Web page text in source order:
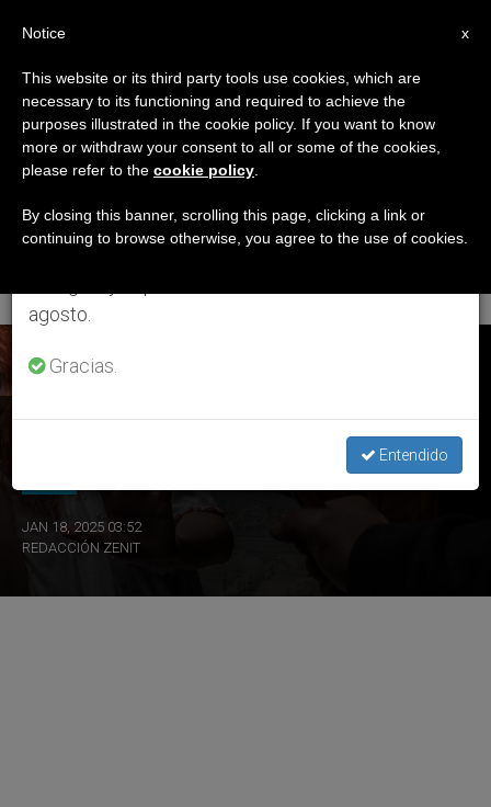
CATEGORÍA
Archive For The
‘Documentos’
Category
ÚLTIMAS NOTICIAS
10 prácticas que dañan el oficio del exorcista y dificultan la
JAN 18, 2025 03:52
REDACCIÓN ZENIT
×
Aviso importante
Del 27 de julio al 7 de agosto haremos la pausa
anual, aprovechando que en el periodo de verano
se generan menos informaciones y también el
agosto.
Gracias.
Entendido
x
Notice
This website or its third party tools use cookies, which are
necessary to its functioning and required to achieve the
purposes illustrated in the cookie policy. If you want to know
more or withdraw your consent to all or some of the cookies,
please refer to the cookie policy
By closing this banner, scrolling this page, clicking a link or
continuing to browse otherwise, you agree to the use of cookies.